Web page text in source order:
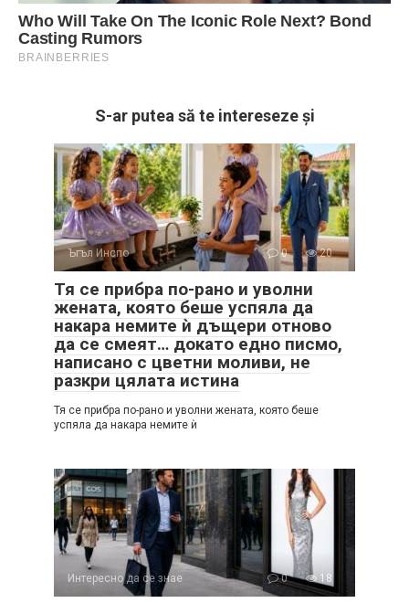
S-ar putea să te intereseze și
Ъгъл Инспо 0 20
Тя се прибра по-рано и уволни
жената, която беше успяла да
накара немите ѝ дъщери отново
да се смеят… докато едно писмо,
написано с цветни моливи, не
разкри цялата истина
Тя се прибра по-рано и уволни жената, която беше
успяла да накара немите ѝ
Интересно да се знае 0 18